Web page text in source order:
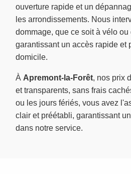
ouverture rapide et un
les arrondissements. Nous
dommage, que ce soit à vélo ou
garantissant un accès rapide et
domicile.
À Apremont-la-Forêt, nos prix
et transparents, sans frais
ou les jours fériés, vous avez
clair et préétabli, garantissant
dans notre service.